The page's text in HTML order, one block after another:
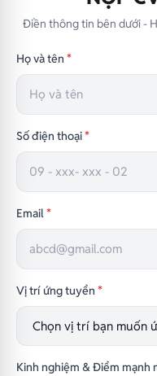
Điền thông tin bên dưới -
Họ và tên *
Số điện thoại*
Email*
Vị trí ứng tuyển *
Kinh nghiệm & Điểm mạnh